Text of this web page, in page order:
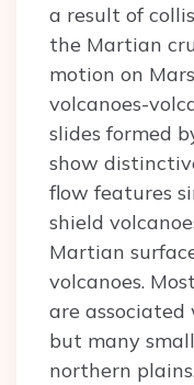
a result of
the Martian
motion on
volcanoes-
slides formed
show
flow features
shield
Martian
volcanoes.
are
but many
northern